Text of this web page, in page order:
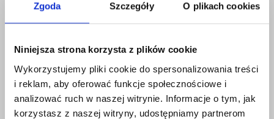
Zgoda Szczegóły O plikach cookies
Niniejsza strona korzysta z plików cookie
Wykorzystujemy pliki cookie do spersonalizowania treści
i reklam, aby oferować funkcje społecznościowe i
analizować ruch w naszej witrynie. Informacje o tym, jak
korzystasz z naszej witryny, udostępniamy partnerom
Reaguj natychmiast!
pierwsza godzina po utracie dokumentu tożsamości,
przestępczych. Możliwie szybka reakcja i zastrzeżenie
dokumentu może uchronić przed późniejszymi
konsekwencjami prawnymi i finansowymi osobę, której